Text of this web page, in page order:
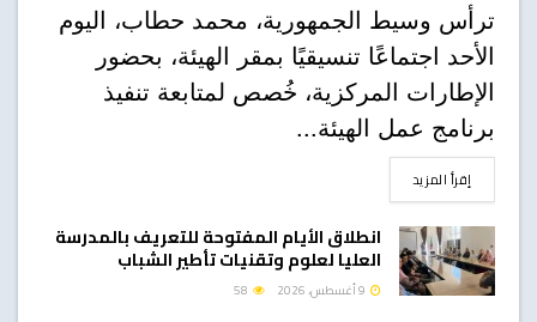
ترأس وسيط الجمهورية، محمد حطاب، اليوم
الأحد اجتماعًا تنسيقيًا بمقر الهيئة، بحضور
الإطارات المركزية، خُصص لمتابعة تنفيذ
برنامج عمل الهيئة...
إقرأ المزيدDETAILS
انطلاق الأيام المفتوحة للتعريف بالمدرسة
العليا لعلوم وتقنيات تأطير الشباب